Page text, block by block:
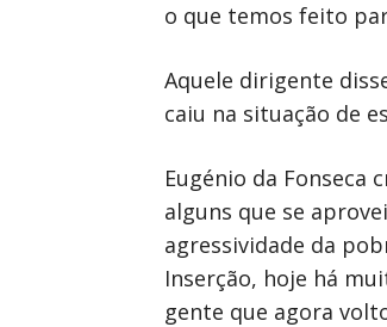
o que temos feito
Aquele dirigente
caiu na situação de
Eugénio da Fonseca
alguns que se
agressividade da
Inserção, hoje há
gente que agora